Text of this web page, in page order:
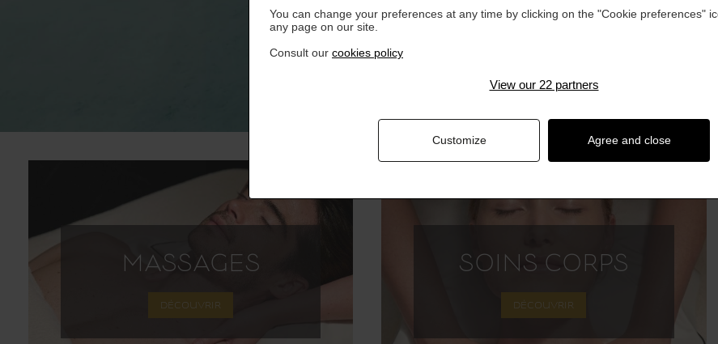
You can change your preferences at any time by clicking on the "Cookie preferences"
any page on our site.
Consult our cookies policy
View our 22 partners
Customize Agree and close
MASSAGES
DÉCOUVRIR
SOINS CORPS
DÉCOUVRIR